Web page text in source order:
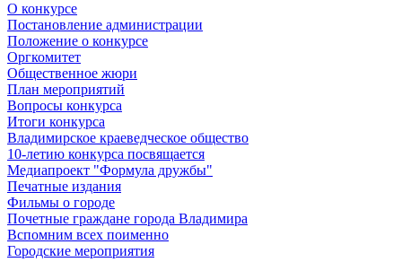
О конкурсе
Постановление администрации
Положение о конкурсе
Оргкомитет
Общественное жюри
План мероприятий
Вопросы конкурса
Итоги конкурса
Владимирское краеведческое общество
10-летию конкурса посвящается
Медиапроект "Формула дружбы"
Печатные издания
Фильмы о городе
Почетные граждане города Владимира
Вспомним всех поименно
Городские мероприятия